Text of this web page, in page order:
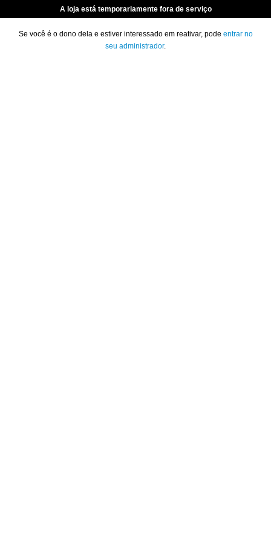
A loja está temporariamente fora de serviço
Se você é o dono dela e estiver interessado em reativar, pode entrar no
seu administrador.